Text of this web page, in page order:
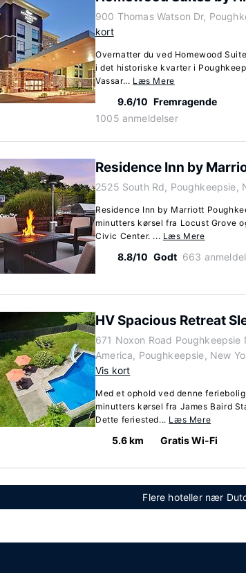
900 Thomas Watson Dr,
kort
Overnatter du ved Homewood
i det historiske kvarter i
Vassar... Læs Mere
9.6/10 Fremragende
1005 anmeldelser
Residence Inn by
2525 South Rd, Poughkeepsie,
Residence Inn by Marriott
minutters kørsel fra Locust Grove
Civic Center. ... Læs Mere
8.8/10 Godt 663
HV Spacious Retreat
671 Noxon Road
America, Poughkeepsie, New
Vis kort
Med et ophold ved denne
minutters kørsel fra James Baird
Dette feriested... Læs Mere
5.6 km Gratis Wi-Fi
Flere hoteller nær